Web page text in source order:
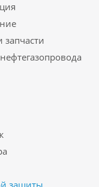
защиты